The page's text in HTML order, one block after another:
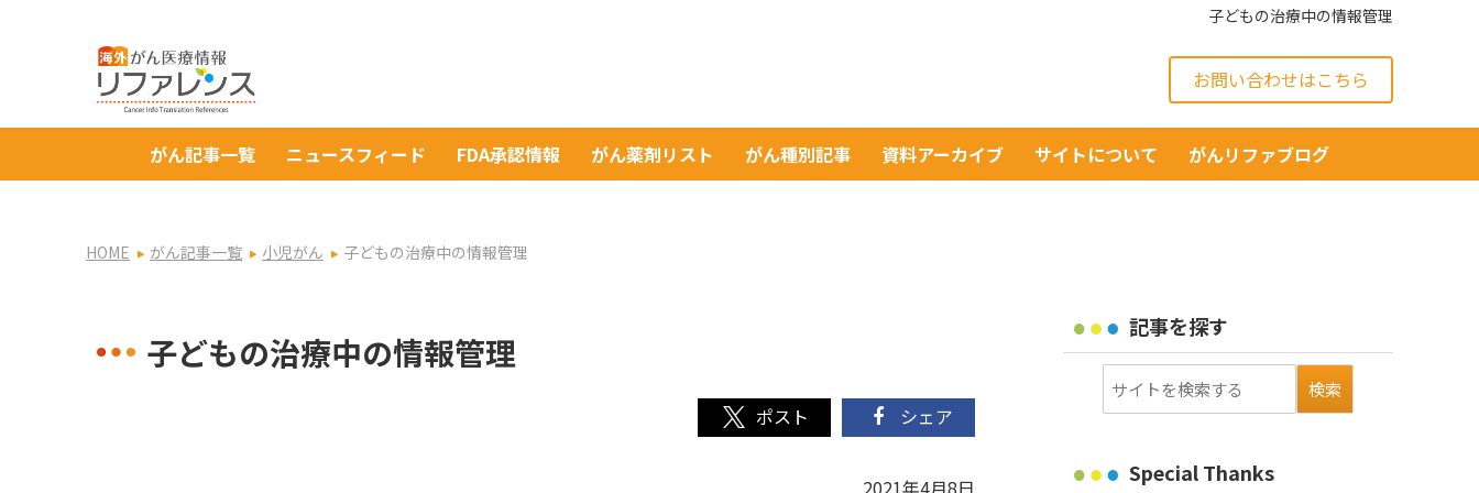
子どもの治療中の情報管理
お問い合わせはこちら
がん記事一覧 ニュースフィード FDA承認情報 がん薬剤リスト がん種別記事 資料アーカイブ サイトについて がんリファブログ
HOME がん記事一覧 小児がん 子どもの治療中の情報管理
子どもの治療中の情報管理
シェア
2021年4月8日
記事を探す
Special Thanks